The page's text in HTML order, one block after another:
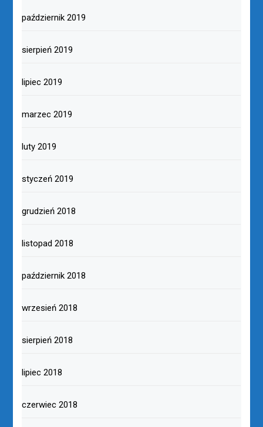
październik 2019
sierpień 2019
lipiec 2019
marzec 2019
luty 2019
styczeń 2019
grudzień 2018
listopad 2018
październik 2018
wrzesień 2018
sierpień 2018
lipiec 2018
czerwiec 2018